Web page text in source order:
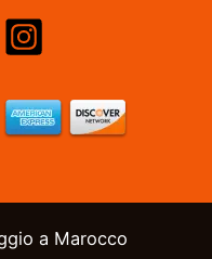
a Marocco